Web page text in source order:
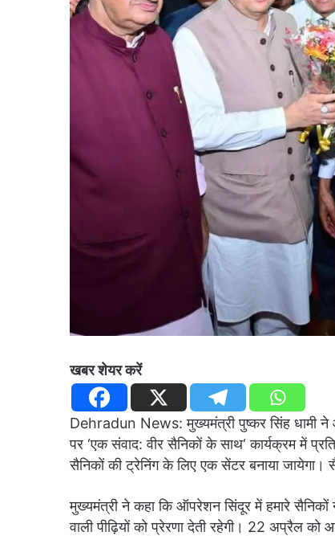
खबर शेयर करें
Dehradun News: मुख्यमंत्री पुष्कर सिंह धामी
पर ‘एक संवाद: वीर सैनिकों के साथ‘ कार्यक्रम में
सैनिकों की ट्रेनिंग के लिए एक सेंटर बनाया जायेगा।
मुख्यमंत्री ने कहा कि ऑपरेशन सिंदूर में हमारे सैनिकों
वाली पीढ़ियों को प्रेरणा देती रहेगी। 22 अप्रैल को